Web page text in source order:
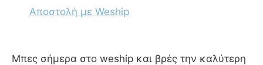
Αποστολή με Weship
Mπες σήμερα στο weship και βρές την καλύτερη